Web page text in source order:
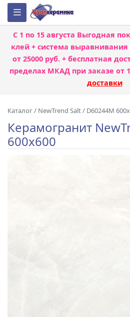
С 1 по 15 августа Выгодная
клей + система
от 25000 руб. + бесплатная
пределах МКАД при заказе от
доставки
Каталог/ NewTrend Salt/ D60244М
Керамогранит
600x600